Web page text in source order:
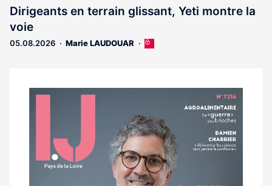
est
réservé
abonnés
Dirigeants en terrain glissant, Yeti montre la
voie
05.08.2026 Marie LAUDOUAR
Cet
aux
Notre
magazine